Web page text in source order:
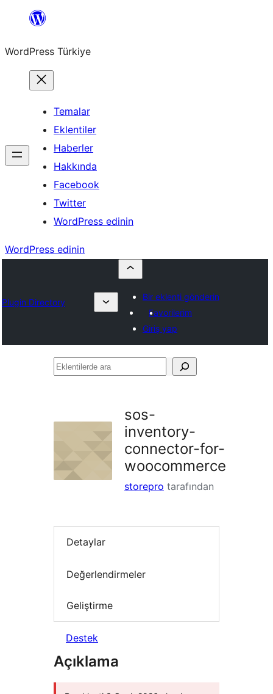
İçeriğe
WordPress Türkiye
Temalar
Eklentiler
Haberler
Hakkında
Facebook
Twitter
WordPress edinin
WordPress edinin
Plugin Directory
Bir eklenti gönderin
Favorilerim
Giriş yap
Eklentilerde
sos-
inventory-
connector-for-
woocommerce
storepro tarafından
Detaylar
Değerlendirmeler
Geliştirme
Destek
Açıklama